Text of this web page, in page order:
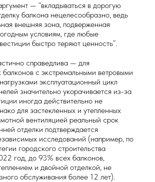
— “вкладываться в дорогую
балкона нецелесообразно, ведь
внешняя зона, подверженная
условиям, где любые
быстро теряют ценность”.
справедлива — для
балконов с экстремальными ветровыми
эксплуатационный цикл
значительно укорачивается из-за
иногда действительно не
для застекленных и утепленных
вентиляцией реальный срок
отделки подтверждается
исследований (например, по
городского строительства
год, до 93% всех балконов,
и двойной отделкой, не
обслуживания более 12 лет).